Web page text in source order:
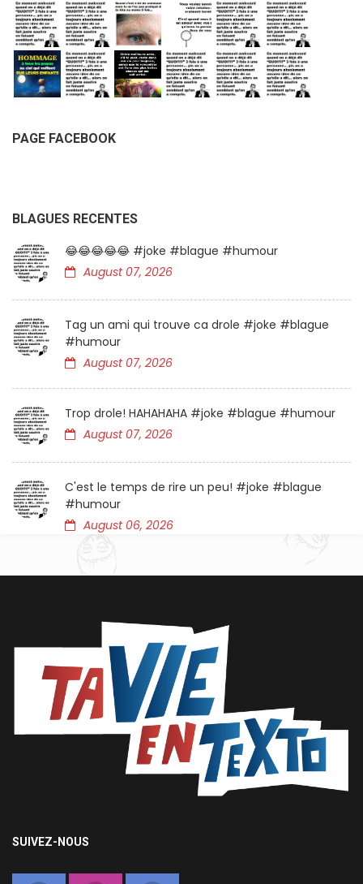
PAGE FACEBOOK
BLAGUES RECENTES
😂😂😂😂😂 #joke #blague #humour
August 07, 2026
Tag un ami qui trouve ca drole #joke #blague
#humour
August 07, 2026
Trop drole! HAHAHAHA #joke #blague #humour
August 07, 2026
C'est le temps de rire un peu! #joke #blague
#humour
August 06, 2026
SUIVEZ-NOUS